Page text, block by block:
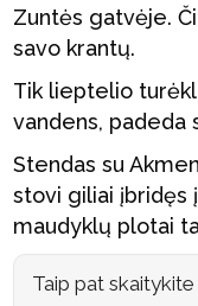
Zuntės gatvėje.
savo krantų.
Tik lieptelio
vandens, padeda
Stendas su
stovi giliai įbridęs
maudyklų plotai
Taip pat skaitykite